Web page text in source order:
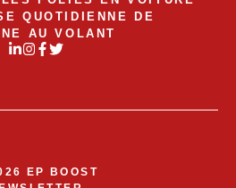
QUOTIDIENNE DE
AU VOLANT
EP BOOST